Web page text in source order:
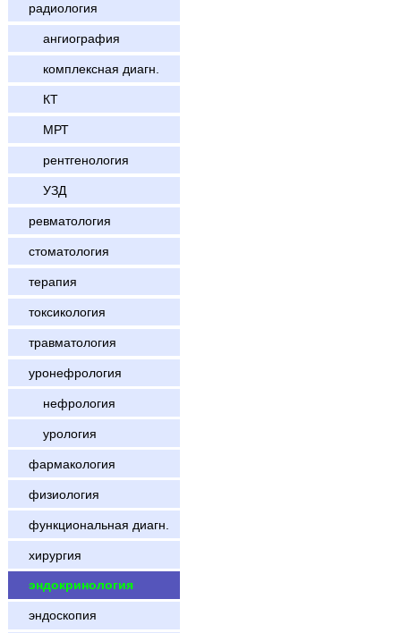
радиология
ангиография
комплексная диагн.
КТ
МРТ
рентгенология
УЗД
ревматология
стоматология
терапия
токсикология
травматология
уронефрология
нефрология
урология
фармакология
физиология
функциональная диагн.
хирургия
эндокринология
эндоскопия